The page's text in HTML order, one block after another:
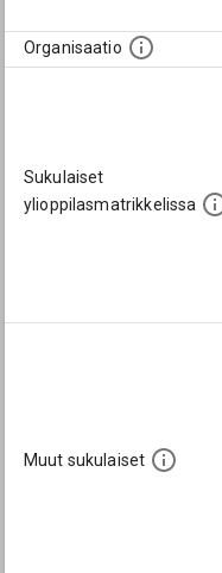
Organisaatio
Sukulaiset
ylioppilasmatrikkelissa
Muut sukulaiset